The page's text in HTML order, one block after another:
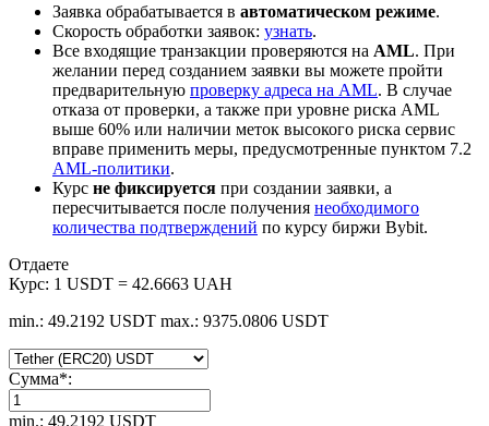
Заявка обрабатывается в автоматическом режиме.
Скорость обработки заявок: узнать.
Все входящие транзакции проверяются на AML. При
желании перед созданием заявки вы можете пройти
предварительную проверку адреса на AML. В случае
отказа от проверки, а также при уровне риска AML
выше 60% или наличии меток высокого риска сервис
вправе применить меры, предусмотренные пунктом 7.2
AML-политики.
Курс не фиксируется при создании заявки, а
пересчитывается после получения необходимого
количества подтверждений по курсу биржи Bybit.
Отдаете
Курс: 1 USDT = 42.6663 UAH
min.: 49.2192 USDT max.: 9375.0806 USDT
Сумма*:
min.: 49.2192 USDT